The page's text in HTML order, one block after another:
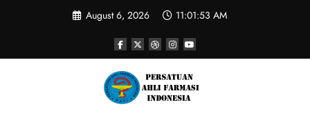
August 6, 2026 11:01:54 AM